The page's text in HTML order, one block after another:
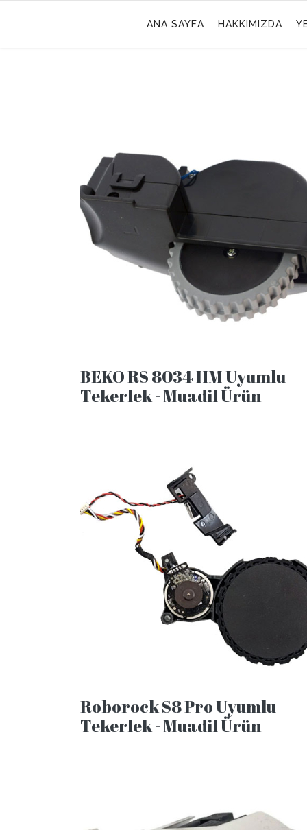
ANA SAYFA HAKKIMIZDA
BEKO RS 8034 HM Uyumlu
Tekerlek - Muadil Ürün
Roborock S8 Pro Uyumlu
Tekerlek - Muadil Ürün